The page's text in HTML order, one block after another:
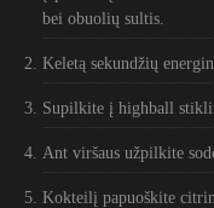
bei obuolių sultis.
Keletą sekundžių
Supilkite į highball
Ant viršaus užpilkite
Kokteilį papuoškite